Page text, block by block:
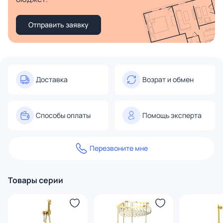
Отправить заявку
Доставка Возрат и обмен
Способы оплаты Помощь эксперта
Перезвоните мне
Товары серии